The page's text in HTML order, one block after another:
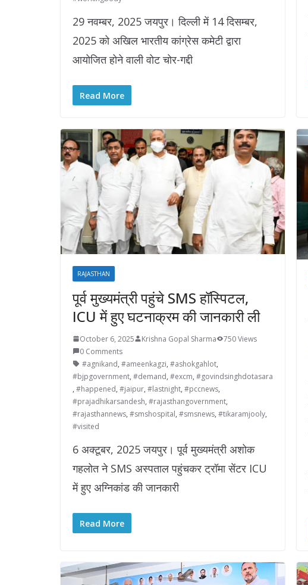
29 नवम्बर, 2025 जयपुर। दिल्ली में 14 दिसम्बर,
2025 को अखिल भारतीय कांग्रेस कमेटी द्वारा
आयोजित होने वाली वोट चोर-गद्दी
Read More
RAJASTHAN
पूर्व मुख्यमंत्री पहुंचे SMS हॉस्पिटल,
ICU में हुए घटनाक्रम की जानकारी ली
October 6, 2025 Krishna Gopal Sharma
750 Views
0 Comments
#agnikand, #ameenkagzi, #ashokgahlot,
#bjpgovernment, #demand, #excm, #govindsinghdotasara
, #happened, #jaipur, #lastnight, #pccnews,
#prajadhikarsandesh, #rajasthangovernment,
#rajasthannews, #smshospital, #smsnews, #tikaramjooly,
#visited
6 अक्टूबर, 2025 जयपुर। पूर्व मुख्यमंत्री अशोक
गहलोत ने SMS अस्पताल पहुंचकर ट्रॉमा सेंटर ICU
में हुए अग्निकांड की जानकारी
Read More